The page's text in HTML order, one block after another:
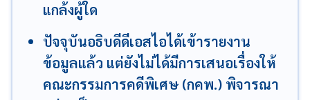
แกล้งผู้ใด
ปัจจุบันอธิบดีดีเอสไอได้เข้ารายงาน
ข้อมูลแล้ว แต่ยังไม่ได้มีการเสนอเรื่องให้
คณะกรรมการคดีพิเศษ (กคพ.) พิจารณา